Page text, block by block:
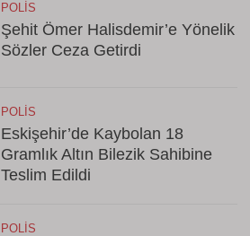
POLIS
Şehit Ömer Halisdemir’e Yönelik
Sözler Ceza Getirdi
POLIS
Eskişehir’de Kaybolan 18
Gramlık Altın Bilezik Sahibine
Teslim Edildi
POLIS